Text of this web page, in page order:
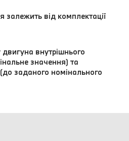
залежить від комплектації
внутрішнього
значення) та
заданого номінального